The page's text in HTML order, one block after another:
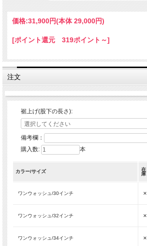
価格:31,900円(本体 29,000円)
[ポイント還元 319ポイント～]
注文
裾上げ(股下の長さ):
備考欄：
購入数:
本
カラー/サイズ
在
庫
ワンウォッシュ/30インチ ×
ワンウォッシュ/32インチ ×
ワンウォッシュ/34インチ ×